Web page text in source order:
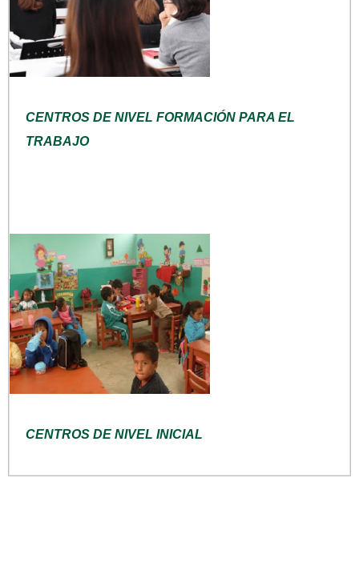
CENTROS DE NIVEL FORMACIÓN PARA EL
TRABAJO
CENTROS DE NIVEL INICIAL